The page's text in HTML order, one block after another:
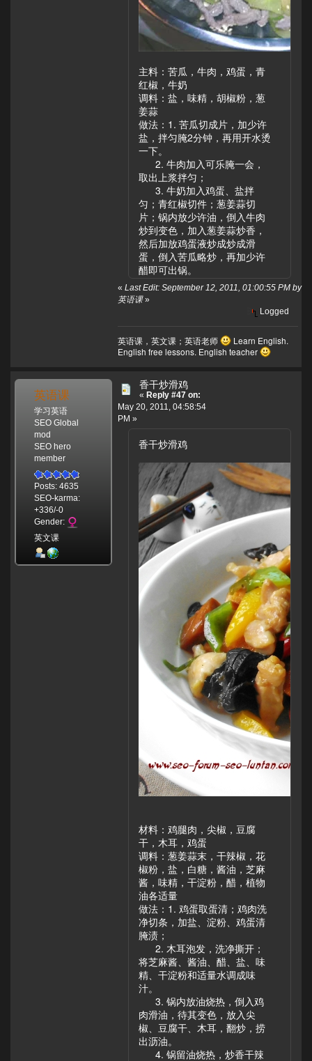
主料：苦瓜，牛肉，鸡蛋，青
红椒，牛奶
调料：盐，味精，胡椒粉，葱
姜蒜
做法：1. 苦瓜切成片，加少许
盐，拌匀腌2分钟，再用开水烫
一下。
2. 牛肉加入可乐腌一会，
取出上浆拌匀；
3. 牛奶加入鸡蛋、盐拌
匀；青红椒切件；葱姜蒜切
片；锅内放少许油，倒入牛肉
炒到变色，加入葱姜蒜炒香，
然后加放鸡蛋液炒成炒成滑
蛋，倒入苦瓜略炒，再加少许
醋即可出锅。
« Last Edit: September 12, 2011, 01:00:55 PM by
英语课»
Logged
英语课，英文课；英语老师
Learn English.
English free lessons. English teacher
英语课
学习英语
SEO Global
mod
SEO hero
member
Posts: 4635
SEO-karma:
+336/-0
Gender:
英文课
香干炒滑鸡
« Reply #47 on:
May 20, 2011, 04:58:54
PM »
香干炒滑鸡
材料：鸡腿肉，尖椒，豆腐
干，木耳，鸡蛋
调料：葱姜蒜末，干辣椒，花
椒粉，盐，白糖，酱油，芝麻
酱，味精，干淀粉，醋，植物
油各适量
做法：1. 鸡蛋取蛋清；鸡肉洗
净切条，加盐、淀粉、鸡蛋清
腌渍；
2. 木耳泡发，洗净撕开；
将芝麻酱、酱油、醋、盐、味
精、干淀粉和适量水调成味
汁。
3. 锅内放油烧热，倒入鸡
肉滑油，待其变色，放入尖
椒、豆腐干、木耳，翻炒，捞
出沥油。
4. 锅留油烧热，炒香干辣